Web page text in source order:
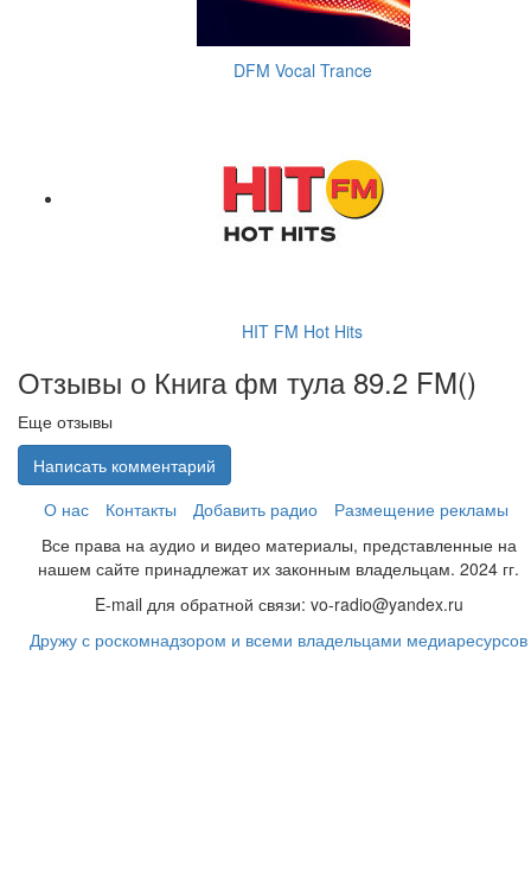
DFM Vocal Trance
HIT FM Hot Hits
Отзывы о Книга фм тула 89.2 FM()
Еще отзывы
Написать комментарий
О нас
Контакты Добавить радио
Размещение рекламы
Все права на аудио и видео материалы, представленные на
нашем сайте принадлежат их законным владельцам. 2024 гг.
E-mail для обратной связи: vo-radio@yandex.ru
Дружу с роскомнадзором и всеми владельцами медиаресурсов